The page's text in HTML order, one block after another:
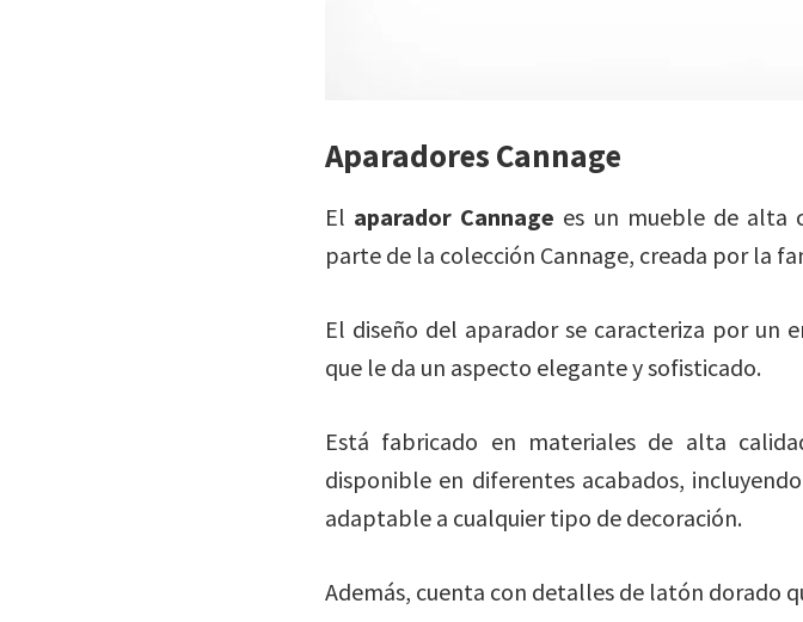
Aparadores Cannage
El aparador Cannage es un mueble de alta
parte de la colección Cannage, creada por la
El diseño del aparador se caracteriza por un
que le da un aspecto elegante y sofisticado.
Está fabricado en materiales de alta
disponible en diferentes acabados,
adaptable a cualquier tipo de decoración.
Además, cuenta con detalles de latón dorado